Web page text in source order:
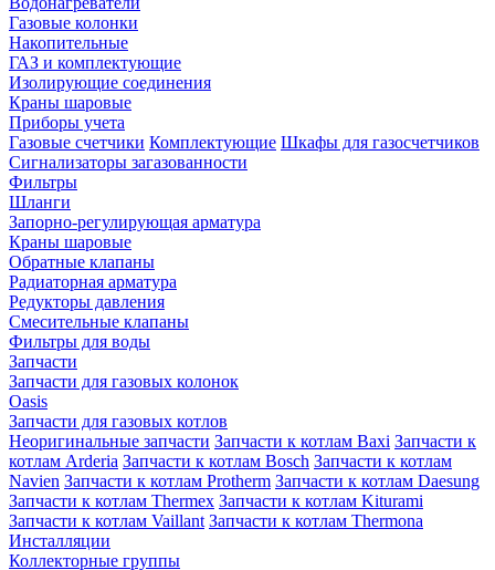
Газовые колонки
Накопительные
ГАЗ и комплектующие
Изолирующие соединения
Краны шаровые
Приборы учета
Газовые счетчики Комплектующие Шкафы для газосчетчиков
Сигнализаторы загазованности
Фильтры
Шланги
Запорно-регулирующая арматура
Краны шаровые
Обратные клапаны
Радиаторная арматура
Редукторы давления
Смесительные клапаны
Фильтры для воды
Запчасти
Запчасти для газовых колонок
Oasis
Запчасти для газовых котлов
Неоригинальные запчасти Запчасти к котлам Baxi Запчасти к
котлам Arderia Запчасти к котлам Bosch Запчасти к котлам
Navien Запчасти к котлам Protherm Запчасти к котлам Daesung
Запчасти к котлам Thermex Запчасти к котлам Kiturami
Запчасти к котлам Vaillant Запчасти к котлам Thermona
Инсталляции
Коллекторные группы